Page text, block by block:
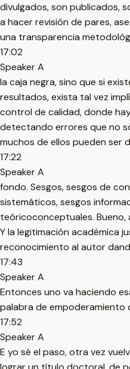
divulgados, son publicados,
a hacer revisión de pares,
una transparencia
17:02
Speaker A
la caja negra, sino que si
resultados, exista tal vez
control de calidad, donde
detectando errores que no
muchos de ellos pueden ser
17:22
Speaker A
fondo. Sesgos, sesgos de
sistemáticos, sesgos
teóricoconceptuales.
Y la legitimación académica
reconocimiento al autor
17:43
Speaker A
Entonces uno va haciendo
palabra de empoderamiento
17:52
Speaker A
E yo sé el paso, otra vez